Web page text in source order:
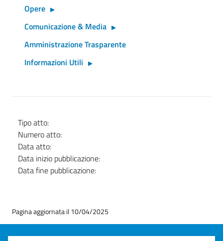
Opere
Comunicazione & Media
Amministrazione Trasparente
Informazioni Utili
Tipo atto:
Numero atto:
Data atto:
Data inizio pubblicazione:
Data fine pubblicazione:
Pagina aggiornata il 10/04/2025